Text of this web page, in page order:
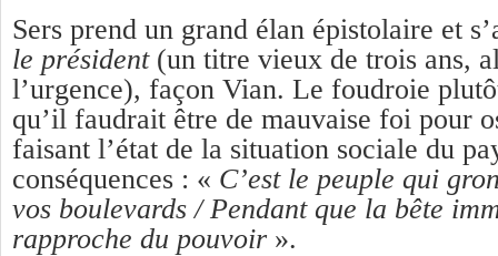
Sers prend un grand élan épistolaire et
le président(un titre vieux de trois ans,
l’urgence), façon Vian. Le foudroie
qu’il faudrait être de mauvaise foi pour
faisant l’état de la situation sociale du
conséquences : « C’est le peuple qui
vos boulevards / Pendant que la bête
rapproche du pouvoir ».